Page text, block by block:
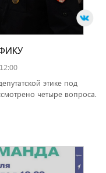
этике под
четыре вопроса.